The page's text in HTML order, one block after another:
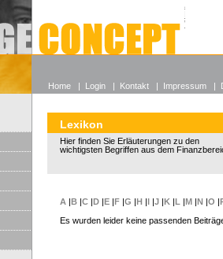
Alle
Wieso
Lexikon
Hier finden Sie Erläuterungen zu den
wichtigsten Begriffen aus dem
A |B |C |D |E |F |G |H |I |J |K |L |M |N |O |
Es wurden leider keine passenden
Home | Login | Kontakt | Impressum |